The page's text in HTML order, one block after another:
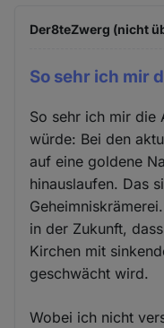
Der8teZwerg (nicht
So sehr ich mir
So sehr ich mir die
würde: Bei den
auf eine goldene
hinauslaufen. Das
in der Zukunft,
Kirchen mit
geschwächt wird.
Wobei ich nicht